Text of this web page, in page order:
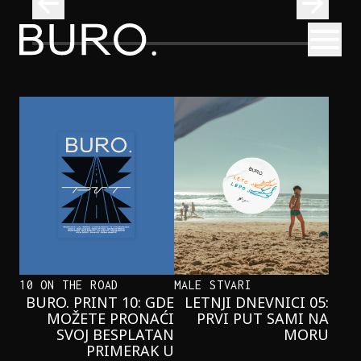
BURO.
ONAJ JEDAN PROIZVOD KOJI
STALNO SELIMO SA POLICE U
TORBE
10 ON THE ROAD
BURO. PRINT 10: GDE
MOŽETE PRONAĆI
SVOJ BESPLATAN
PRIMERAK U
MALE STVARI
LETNJI DNEVNICI 05:
PRVI PUT SAMI NA
MORU